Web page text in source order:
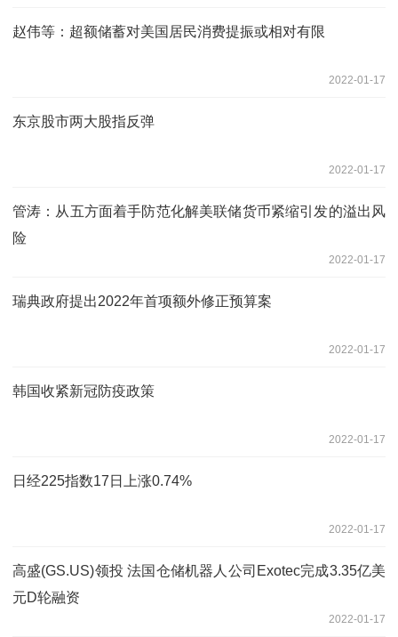
赵伟等：超额储蓄对美国居民消费提振或相对有限
2022-01-17
东京股市两大股指反弹
2022-01-17
管涛：从五方面着手防范化解美联储货币紧缩引发的溢出风
险
2022-01-17
瑞典政府提出2022年首项额外修正预算案
2022-01-17
韩国收紧新冠防疫政策
2022-01-17
日经225指数17日上涨0.74%
2022-01-17
高盛(GS.US)领投 法国仓储机器人公司Exotec完成3.35亿美
元D轮融资
2022-01-17